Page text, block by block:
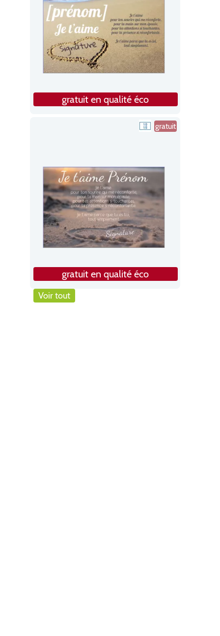
gratuit en qualité éco
gratuit
gratuit en qualité éco
Voir tout